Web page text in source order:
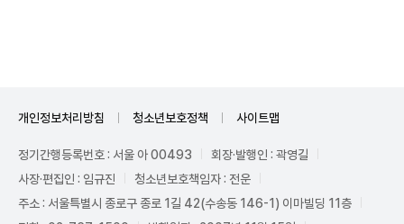
개인정보처리방침 청소년보호정책 사이트맵
정기간행등록번호 : 서울 아 00493
회장·발행인 : 곽영길
사장·편집인 : 임규진
청소년보호책임자 : 전운
주소 : 서울특별시 종로구 종로 1길 42(수송동 146-1) 이마빌딩 11층